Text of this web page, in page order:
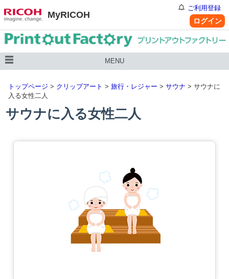
MyRICOH
ご利用登録
ログイン
MENU
トップページ > クリップアート > 旅行・レジャー > サウナ > サウナに
入る女性二人
サウナに入る女性二人